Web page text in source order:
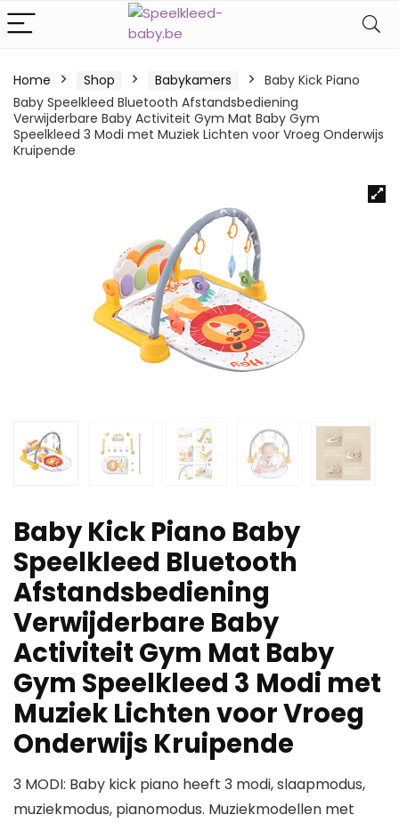
Home Shop Babykamers
Baby Kick Piano
Baby Speelkleed Bluetooth Afstandsbediening
Verwijderbare Baby Activiteit Gym Mat Baby Gym
Speelkleed 3 Modi met Muziek Lichten voor Vroeg Onderwijs
Kruipende
Baby Kick Piano Baby
Speelkleed Bluetooth
Afstandsbediening
Verwijderbare Baby
Activiteit Gym Mat Baby
Gym Speelkleed 3 Modi met
Muziek Lichten voor Vroeg
Onderwijs Kruipende
3 MODI: Baby kick piano heeft 3 modi, slaapmodus,
muziekmodus, pianomodus. Muziekmodellen met